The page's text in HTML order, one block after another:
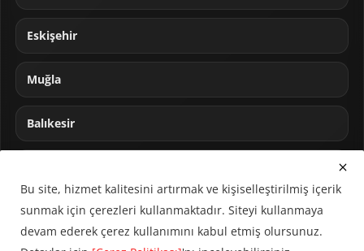
Eskişehir
Muğla
Balıkesir
Bu site, hizmet kalitesini artırmak ve kişiselleştirilmiş içerik
sunmak için çerezleri kullanmaktadır. Siteyi kullanmaya
devam ederek çerez kullanımını kabul etmiş olursunuz.